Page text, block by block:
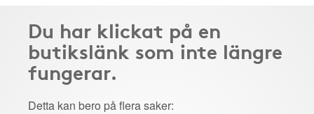
Du har klickat på en
butikslänk som inte längre
fungerar.
Detta kan bero på flera saker: